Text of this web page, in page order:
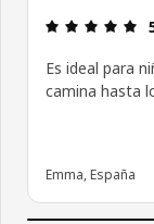
Es ideal para
camina hasta
Emma, España